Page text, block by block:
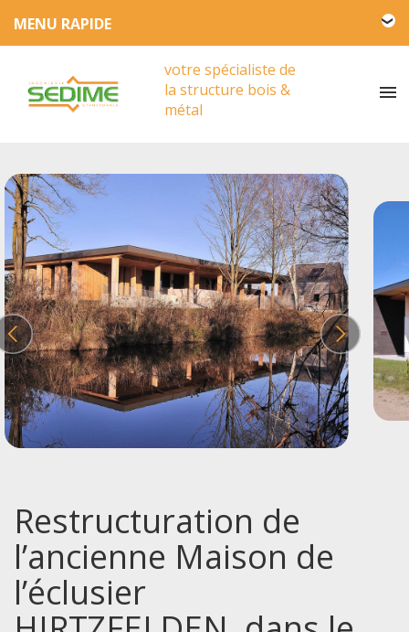
Engagement HSE
Actualités
Vidéos
votre spécialiste de
la structure bois &
métal
Restructuration de
l’ancienne Maison de
l’éclusier